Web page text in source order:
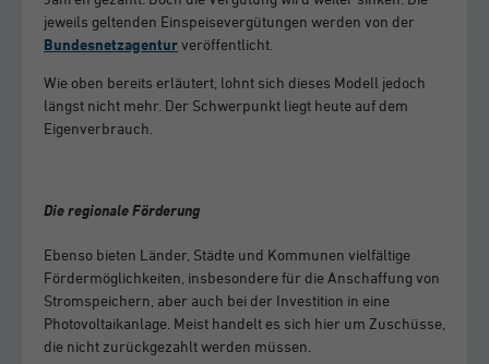
jeweils geltenden Einspeisevergütungen werden von der
Bundesnetzagenturveröffentlicht.
Wie oben bereits erläutert, lohnt sich dieses Modell jedoch
längst nicht mehr. Der Schwerpunkt liegt heute auf dem
Eigenverbrauch.
Die regionale Förderung
Ebenso bieten Länder, Städte und Kommunen vielfältige
Fördermöglichkeiten, insbesondere für die Anschaffung von
Stromspeichern, aber auch bei der Investition in eine
Photovoltaikanlage. Meist handelt es sich hier um Zuschüsse,
die nicht zurückgezahlt werden müssen.